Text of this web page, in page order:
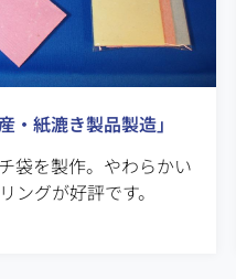
・紙漉き製品製造」
袋を製作。やわらかい
ングが好評です。